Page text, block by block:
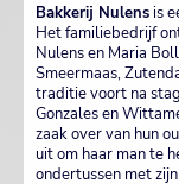
Bakkerij Nulensis
Het familiebedrijf
Nulens en Maria
Smeermaas,
traditie voort na
Gonzales en
zaak over van hun
uit om haar man te
ondertussen met